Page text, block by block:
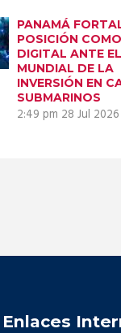
PANAMÁ
POSICIÓN
DIGITAL ANTE
MUNDIAL DE LA
INVERSIÓN EN
SUBMARINOS
2:49 pm 28 Jul 2026
Enlaces